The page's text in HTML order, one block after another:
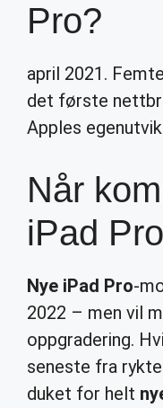
Pro?
april 2021. Femte
det første
Apples
Når
iPad
Nye iPad Pro-
2022 – men vil
oppgradering.
seneste fra
duket for helt